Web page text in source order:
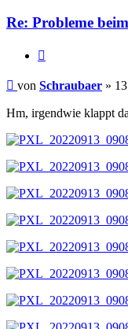
Re: Probleme
Beitrag
von Schraubaer »
Hm, irgendwie klappt